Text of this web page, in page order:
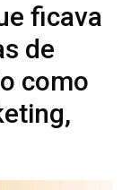
ficava
de
como